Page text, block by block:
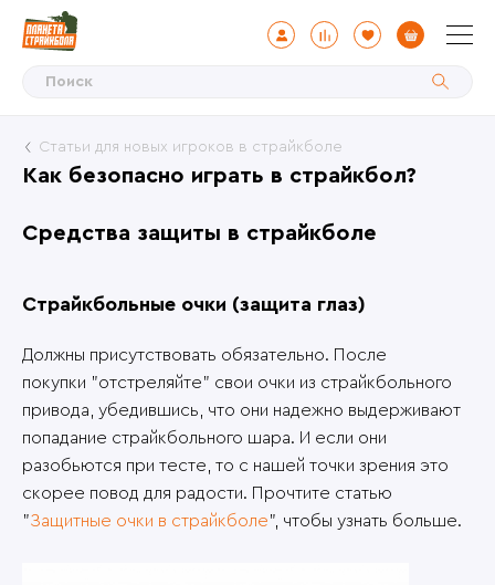
Как безопасно играть в страйкбол?
Статьи для новых игроков в страйкболе
Средства защиты в страйкболе
Страйкбольные очки (защита глаз)
Должны присутствовать обязательно. После
покупки "отстреляйте" свои очки из страйкбольного
привода, убедившись, что они надежно выдерживают
попадание страйкбольного шара. И если они
разобьются при тесте, то с нашей точки зрения это
скорее повод для радости. Прочтите статью
"Защитные очки в страйкболе", чтобы узнать больше.